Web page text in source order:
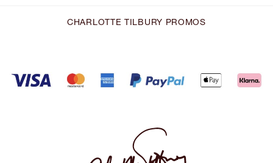
CHARLOTTE TILBURY PROMOS